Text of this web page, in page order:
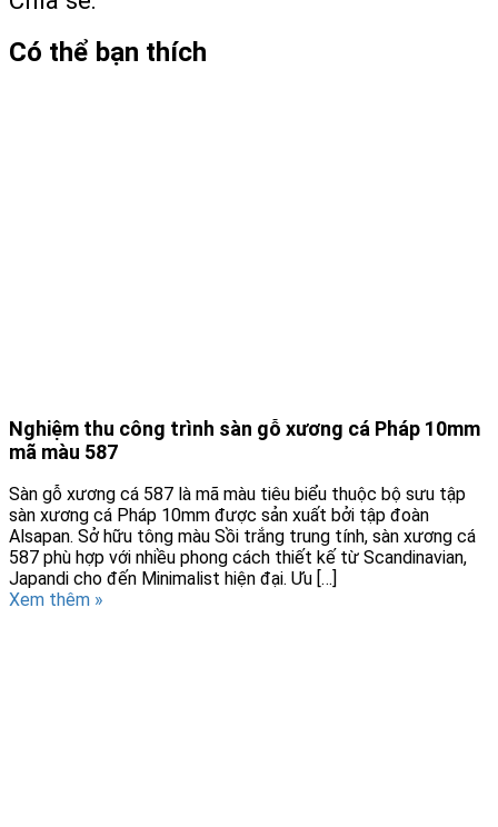
Có thể bạn thích
Nghiệm thu công trình sàn gỗ xương cá Pháp 10mm
mã màu 587
Sàn gỗ xương cá 587 là mã màu tiêu biểu thuộc bộ sưu tập
sàn xương cá Pháp 10mm được sản xuất bởi tập đoàn
Alsapan. Sở hữu tông màu Sồi trắng trung tính, sàn xương cá
587 phù hợp với nhiều phong cách thiết kế từ Scandinavian,
Japandi cho đến Minimalist hiện đại. Ưu […]
Xem thêm »